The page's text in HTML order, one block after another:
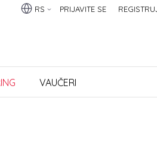
PRIJAVITE SE
RS
VAUČERI